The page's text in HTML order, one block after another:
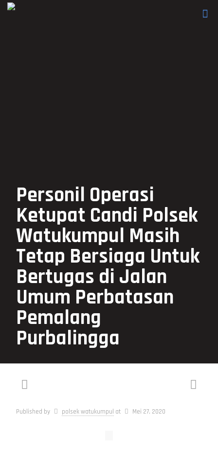
Personil Operasi
Ketupat Candi Polsek
Watukumpul Masih
Tetap Bersiaga Untuk
Bertugas di Jalan
Umum Perbatasan
Pemalang
Purbalingga
Published by polsek watukumpul at Mei 27, 2020